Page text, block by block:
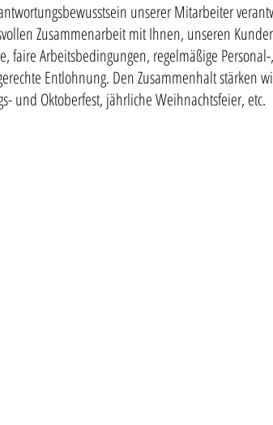
unserer Mitarbeiter
Zusammenarbeit mit Ihnen, unseren
faire Arbeitsbedingungen, regelmäßige
Entlohnung. Den Zusammenhalt stärken
und Oktoberfest, jährliche Weihnachtsfeier, etc.